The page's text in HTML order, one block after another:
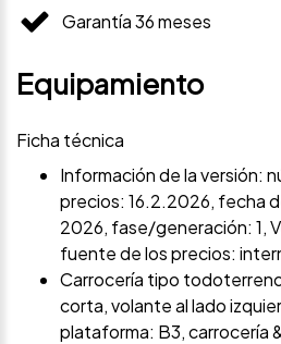
Garantía 36 meses
Equipamiento
Ficha técnica
Información de la versión:
precios: 16.2.2026, fecha
2026, fase/generación: 1,
fuente de los precios:
Carrocería tipo
corta, volante al lado
plataforma: B3, carrocería